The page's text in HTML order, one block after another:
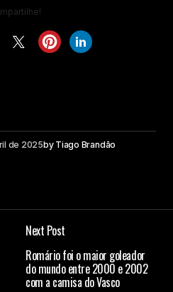
de 2025by Tiago Brandão
Next Post
Romário foi o maior goleador
do mundo entre 2000 e 2002
com a camisa do Vasco